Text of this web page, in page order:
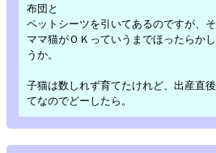
布団と
ペットシーツを引いてあるのですが、
ママ猫がＯＫっていうまでほったらか
うか。
子猫は数しれず育てたけれど、出産直
てなのでどーしたら。